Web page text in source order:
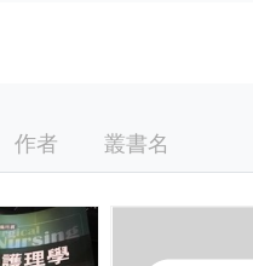
作者 叢書名